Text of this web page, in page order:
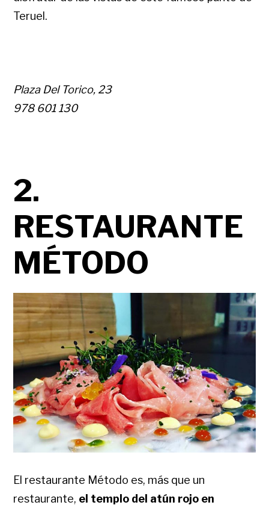
Teruel.
Plaza Del Torico, 23
978 601 130
2.
RESTAURANTE
MÉTODO
El restaurante Método es, más que un
restaurante, el templo del atún rojo en